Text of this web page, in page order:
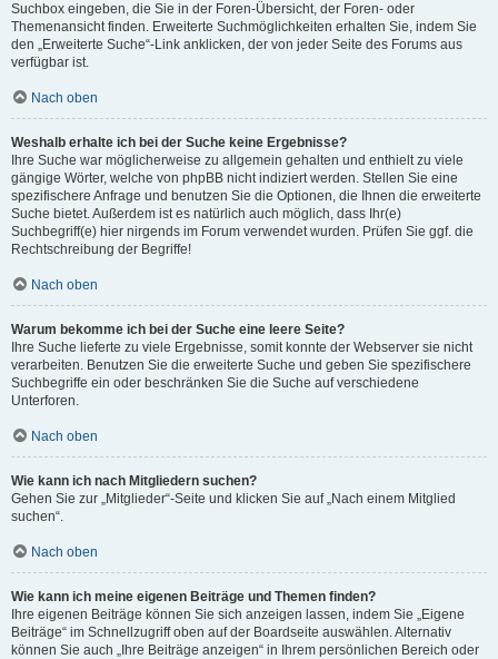
Suchbox eingeben, die Sie in der Foren-Übersicht, der Foren- oder
Themenansicht finden. Erweiterte Suchmöglichkeiten erhalten Sie, indem Sie
den „Erweiterte Suche“-Link anklicken, der von jeder Seite des Forums aus
verfügbar ist.
Nach oben
Weshalb erhalte ich bei der Suche keine Ergebnisse?
Ihre Suche war möglicherweise zu allgemein gehalten und enthielt zu viele
gängige Wörter, welche von phpBB nicht indiziert werden. Stellen Sie eine
spezifischere Anfrage und benutzen Sie die Optionen, die Ihnen die erweiterte
Suche bietet. Außerdem ist es natürlich auch möglich, dass Ihr(e)
Suchbegriff(e) hier nirgends im Forum verwendet wurden. Prüfen Sie ggf. die
Rechtschreibung der Begriffe!
Nach oben
Warum bekomme ich bei der Suche eine leere Seite?
Ihre Suche lieferte zu viele Ergebnisse, somit konnte der Webserver sie nicht
verarbeiten. Benutzen Sie die erweiterte Suche und geben Sie spezifischere
Suchbegriffe ein oder beschränken Sie die Suche auf verschiedene
Unterforen.
Nach oben
Wie kann ich nach Mitgliedern suchen?
Gehen Sie zur „Mitglieder“-Seite und klicken Sie auf „Nach einem Mitglied
suchen“.
Nach oben
Wie kann ich meine eigenen Beiträge und Themen finden?
Ihre eigenen Beiträge können Sie sich anzeigen lassen, indem Sie „Eigene
Beiträge“ im Schnellzugriff oben auf der Boardseite auswählen. Alternativ
können Sie auch „Ihre Beiträge anzeigen“ in Ihrem persönlichen Bereich oder